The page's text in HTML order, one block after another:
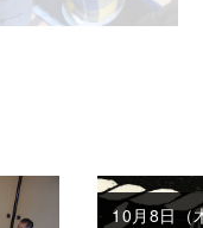
10月8日（